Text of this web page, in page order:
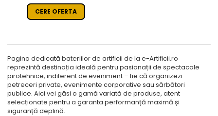
CERE OFERTA
Pagina dedicată bateriilor de artificii de la e-Artificii.ro
reprezintă destinația ideală pentru pasionații de spectacole
pirotehnice, indiferent de eveniment – fie că organizezi
petreceri private, evenimente corporative sau sărbători
publice. Aici vei găsi o gamă variată de produse, atent
selecționate pentru a garanta performanță maximă și
siguranță deplină.